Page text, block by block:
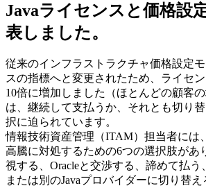
Javaライセンスと価格設
表しました。
従来のインフラストラクチャ価格設定
スの指標へと変更されたため、ライセ
10倍に増加しました（ほとんどの顧客
は、継続して支払うか、それとも切り
択に迫られています。
情報技術資産管理（ITAM）担当者には
高騰に対処するための6つの選択肢があ
視する、Oracleと交渉する、諦めて払う
または別のJavaプロバイダーに切り替え